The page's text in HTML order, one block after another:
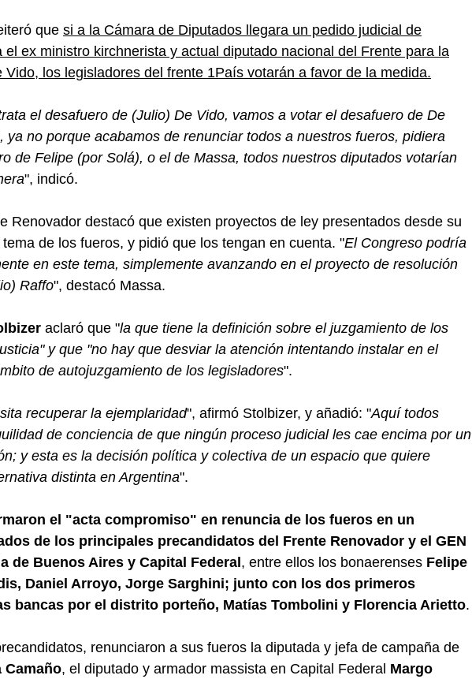
que si a la Cámara de Diputados llegara un pedido judicial de
el ex ministro kirchnerista y actual diputado nacional del Frente para la
Vido, los legisladores del frente 1País votarán a favor de la medida.
el desafuero de (Julio) De Vido, vamos a votar el desafuero de De
ya no porque acabamos de renunciar todos a nuestros fueros, pidiera
de Felipe (por Solá), o el de Massa, todos nuestros diputados votarían
", indicó.
Renovador destacó que existen proyectos de ley presentados desde su
de los fueros, y pidió que los tengan en cuenta. "El Congreso podría
en este tema, simplemente avanzando en el proyecto de resolución
Raffo", destacó Massa.
aclaró que "la que tiene la definición sobre el juzgamiento de los
y que "no hay que desviar la atención intentando instalar en el
de autojuzgamiento de los legisladores".
recuperar la ejemplaridad", afirmó Stolbizer, y añadió: "Aquí todos
de conciencia de que ningún proceso judicial les cae encima por un
y esta es la decisión política y colectiva de un espacio que quiere
distinta en Argentina".
el "acta compromiso" en renuncia de los fueros en un
de los principales precandidatos del Frente Renovador y el GEN
de Buenos Aires y Capital Federal , entre ellos los bonaerenses Felipe
Daniel Arroyo, Jorge Sarghini; junto con los dos primeros
bancas por el distrito porteño, Matías Tombolini y Florencia Arietto.
renunciaron a sus fueros la diputada y jefa de campaña de
Camaño, el diputado y armador massista en Capital Federal Margo